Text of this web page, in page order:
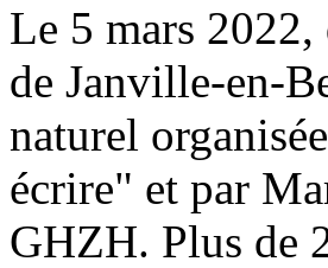
Le 5 mars
de Janville-en-
naturel
écrire" et par
GHZH. Plus de